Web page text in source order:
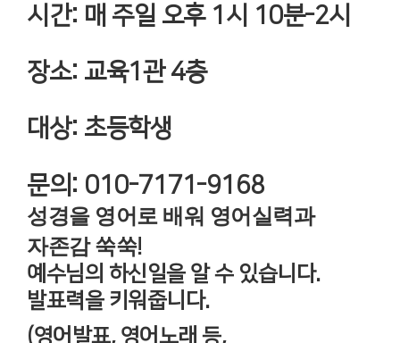
시간: 매 주일 오후 1시 10분-2시
장소: 교육1관 4층
대상: 초등학생
문의: 010-7171-9168
성경을 영어로 배워 영어실력과
자존감 쑥쑥!
예수님의 하신일을 알 수 있습니다.
발표력을 키워줍니다.
(영어발표, 영어노래 등,